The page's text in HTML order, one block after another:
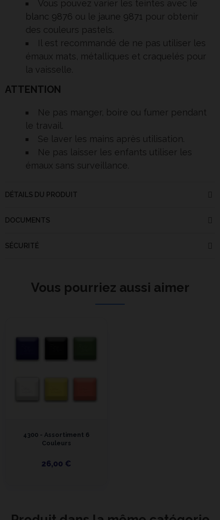
Vous pouvez varier les teintes avec le
blanc 9876 ou le jaune 9871 pour obtenir
des couleurs pastels.
Il est recommandé de ne pas utiliser les
émaux mats, métalliques et craquelés pour
la vaisselle.
ATTENTION
Ne pas manger, boire ou fumer pendant
le travail.
Se laver les mains après utilisation.
Ne pas laisser les enfants utiliser les
émaux sans surveillance.
DÉTAILS DU PRODUIT
DOCUMENTS
SÉCURITÉ
Vous pourriez aussi aimer
4300 - Assortiment 6
Couleurs
26,00 €